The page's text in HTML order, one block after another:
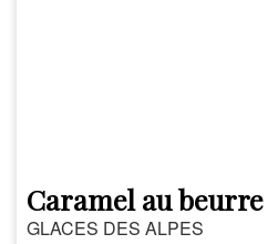
Caramel au
GLACES DES ALPES